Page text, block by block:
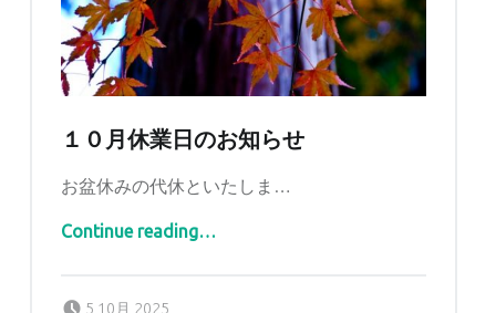
１０月休業日のお知らせ
お盆休みの代休といたしま…
Continue reading“１０月休業日のお知らせ”
…
5 10月 2025